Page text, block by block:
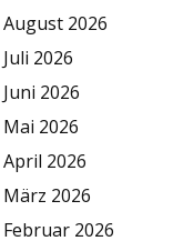
August 2026
Juli 2026
Juni 2026
Mai 2026
April 2026
März 2026
Februar 2026